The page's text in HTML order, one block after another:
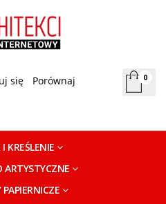
się Porównaj 0
KREŚLENIE
ARTYSTYCZNE